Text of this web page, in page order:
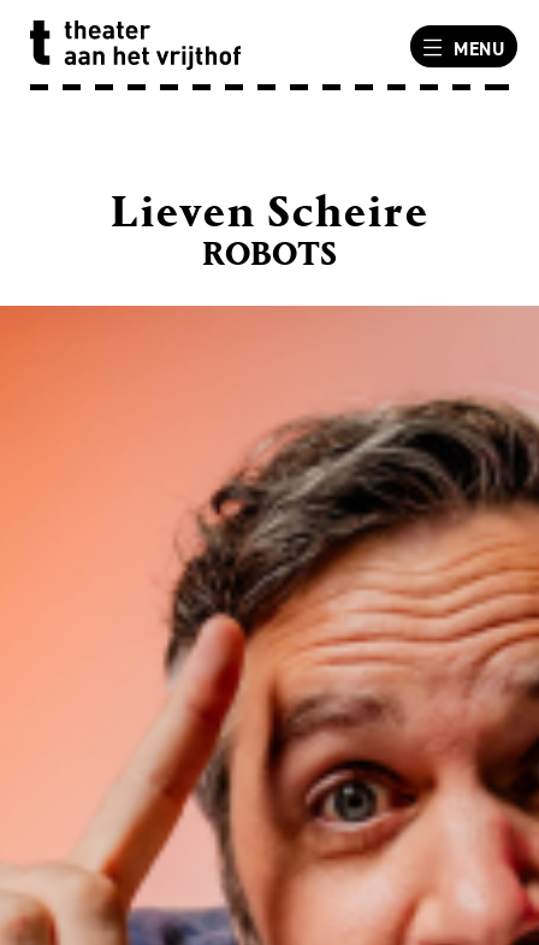
MENU
ROBOTS
Lieven Scheire